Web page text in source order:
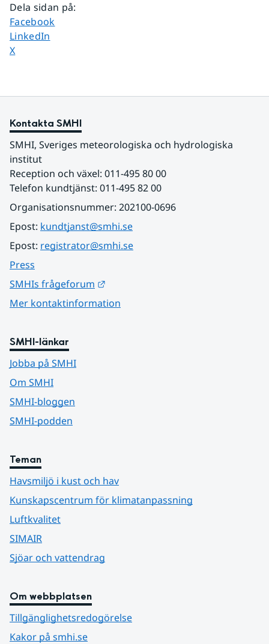
Dela sidan på:
Dela sidan på
Facebook
Dela sidan på
LinkedIn
Dela sidan på
X
Kontakta SMHI
SMHI, Sveriges meteorologiska och hydrologiska
institut
Reception och växel: 011-495 80 00
Telefon kundtjänst: 011-495 82 00
Organisationsnummer: 202100-0696
Epost: kundtjanst@smhi.se
Epost: registrator@smhi.se
Press
SMHIs frågeforum
Mer kontaktinformation
SMHI-länkar
Jobba på SMHI
Om SMHI
SMHI-bloggen
SMHI-podden
Teman
Havsmiljö i kust och hav
Kunskapscentrum för klimatanpassning
Luftkvalitet
SIMAIR
Sjöar och vattendrag
Om webbplatsen
Tillgänglighetsredogörelse
Kakor på smhi.se